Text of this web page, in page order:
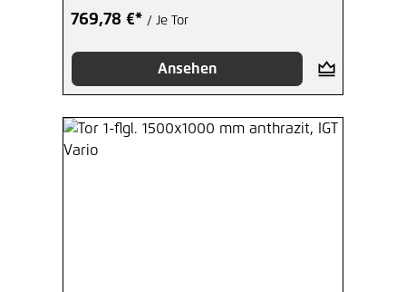
769,78 €* / Je Tor
Ansehen